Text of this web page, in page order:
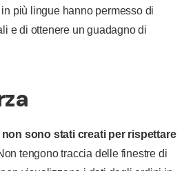
più lingue hanno permesso di
e di ottenere un guadagno di
sono stati creati per rispettare
tengono traccia delle finestre di